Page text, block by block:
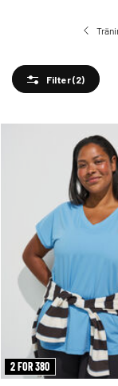
Filter(2)
2 FOR 380